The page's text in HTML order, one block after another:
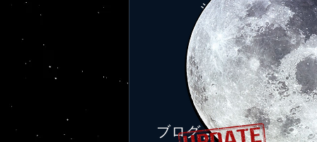
ブログ
シルクといえば、
蚕（かさん））の
野外の蚕なので「
る。私はその一種
ピカイチにっぽん！